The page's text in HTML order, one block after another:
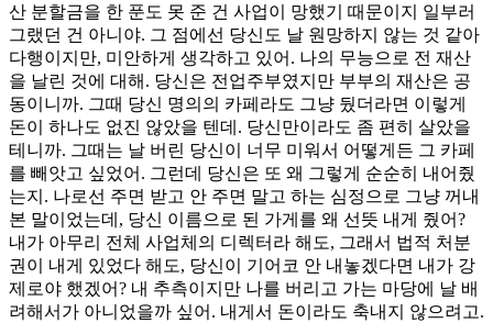
산 분할금을 한 푼도 못 준 건 사업이 망했기 때문이지 일부러
그랬던 건 아니야. 그 점에선 당신도 날 원망하지 않는 것 같아
다행이지만, 미안하게 생각하고 있어. 나의 무능으로 전 재산
을 날린 것에 대해. 당신은 전업주부였지만 부부의 재산은 공
동이니까. 그때 당신 명의의 카페라도 그냥 뒀더라면 이렇게
돈이 하나도 없진 않았을 텐데. 당신만이라도 좀 편히 살았을
테니까. 그때는 날 버린 당신이 너무 미워서 어떻게든 그 카페
를 빼앗고 싶었어. 그런데 당신은 또 왜 그렇게 순순히 내어줬
는지. 나로선 주면 받고 안 주면 말고 하는 심정으로 그냥 꺼내
본 말이었는데, 당신 이름으로 된 가게를 왜 선뜻 내게 줬어?
내가 아무리 전체 사업체의 디렉터라 해도, 그래서 법적 처분
권이 내게 있었다 해도, 당신이 기어코 안 내놓겠다면 내가 강
제로야 했겠어? 내 추측이지만 나를 버리고 가는 마당에 날 배
려해서가 아니었을까 싶어. 내게서 돈이라도 축내지 않으려고.